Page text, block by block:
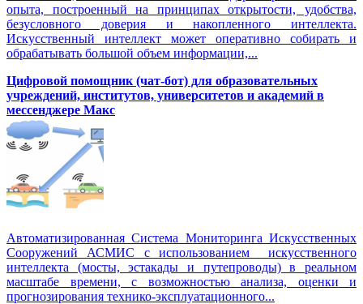
опыта, построенный на принципах открытости, удобства,
безусловного доверия и накопленного интеллекта.
Искусственный интеллект может оперативно собирать и
обрабатывать большой объем информации,...
Цифровой помощник (чат-бот) для образовательных
учреждений, институтов, университетов и академий в
мессенджере Макс
Автоматизированная Система Мониторинга Искусственных
Сооружений АСМИС с использованием искусственного
интеллекта (мосты, эстакады и путепроводы) в реальном
масштабе времени, с возможностью анализа, оценки и
прогнозирования технико-эксплуатационного...